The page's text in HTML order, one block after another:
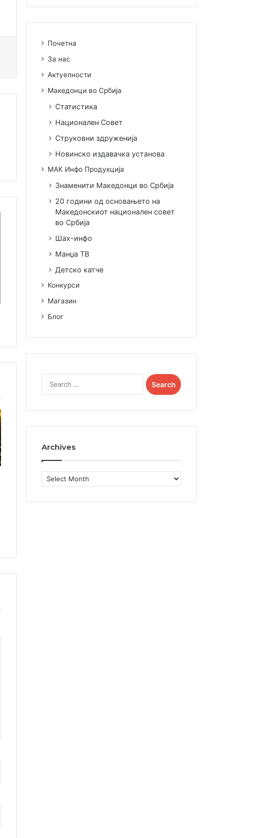
Почетна
За нас
Актуелности
Македонци во Србија
Статистика
Национален Совет
Струковни здруженија
Новинско издавачка установа
МАК Инфо Продукција
Знаменити Македонци во Србија
20 години од основањето на
Македонскиот национален совет
во Србија
Шах-инфо
Манџа ТВ
Детско катче
Конкурси
Магазин
Блог
Search
for:
Archives
Archives